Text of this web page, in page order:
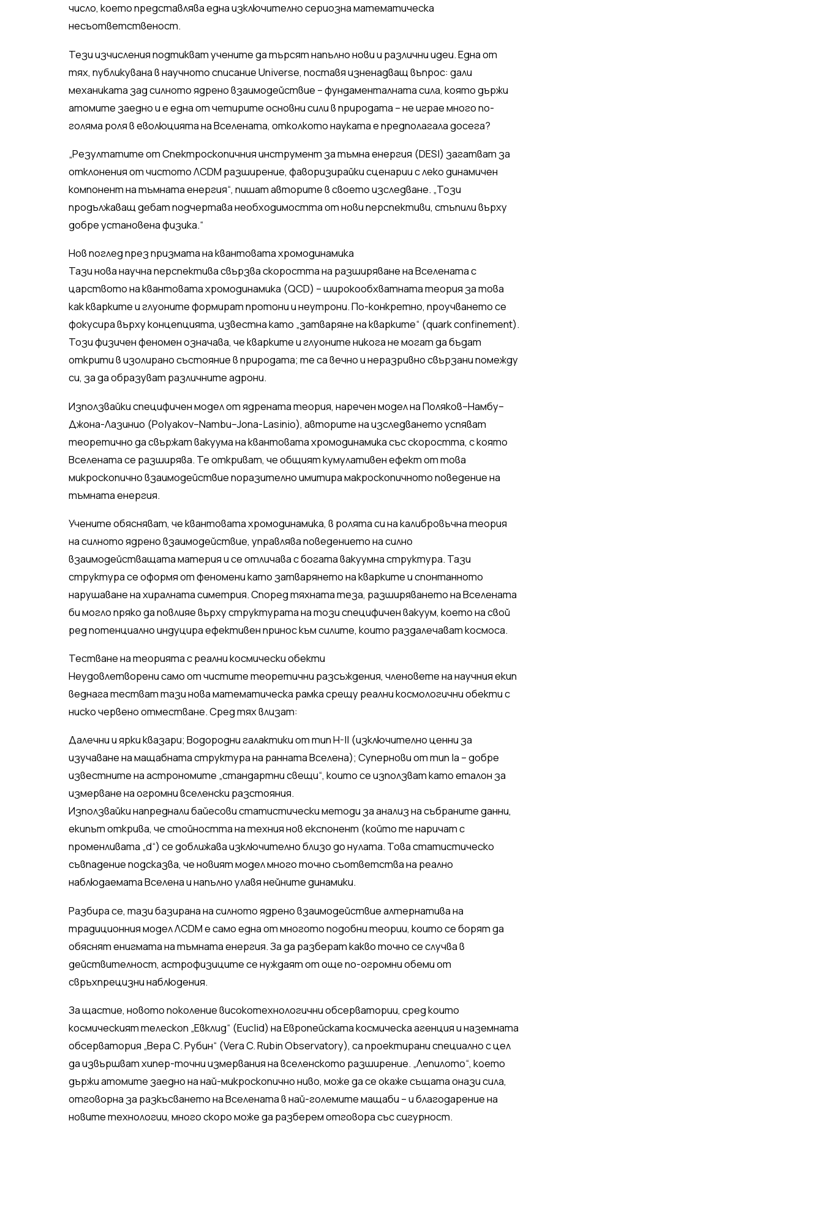
число, което представлява една изключително сериозна математическа
несъответственост.
Тези изчисления подтикват учените да търсят напълно нови и различни идеи. Една от
тях, публикувана в научното списание Universe, поставя изненадващ въпрос: дали
механиката зад силното ядрено взаимодействие – фундаменталната сила, която държи
атомите заедно и е една от четирите основни сили в природата – не играе много по-
голяма роля в еволюцията на Вселената, отколкото науката е предполагала досега?
„Резултатите от Спектроскопичния инструмент за тъмна енергия (DESI) загатват за
отклонения от чистото ΛCDM разширение, фаворизирайки сценарии с леко динамичен
компонент на тъмната енергия“, пишат авторите в своето изследване. „Този
продължаващ дебат подчертава необходимостта от нови перспективи, стъпили върху
добре установена физика.“
Нов поглед през призмата на квантовата хромодинамика
Тази нова научна перспектива свързва скоростта на разширяване на Вселената с
царството на квантовата хромодинамика (QCD) – широкообхватната теория за това
как кварките и глуоните формират протони и неутрони. По-конкретно, проучването се
фокусира върху концепцията, известна като „затваряне на кварките“ (quark confinement).
Този физичен феномен означава, че кварките и глуоните никога не могат да бъдат
открити в изолирано състояние в природата; те са вечно и неразривно свързани помежду
си, за да образуват различните адрони.
Използвайки специфичен модел от ядрената теория, наречен модел на Поляков–Намбу–
Джона-Лазинио (Polyakov–Nambu–Jona-Lasinio), авторите на изследването успяват
теоретично да свържат вакуума на квантовата хромодинамика със скоростта, с която
Вселената се разширява. Те откриват, че общият кумулативен ефект от това
микроскопично взаимодействие поразително имитира макроскопичното поведение на
тъмната енергия.
Учените обясняват, че квантовата хромодинамика, в ролята си на калибровъчна теория
на силното ядрено взаимодействие, управлява поведението на силно
взаимодействащата материя и се отличава с богата вакуумна структура. Тази
структура се оформя от феномени като затварянето на кварките и спонтанното
нарушаване на хиралната симетрия. Според тяхната теза, разширяването на Вселената
би могло пряко да повлияе върху структурата на този специфичен вакуум, което на свой
ред потенциално индуцира ефективен принос към силите, които раздалечават космоса.
Тестване на теорията с реални космически обекти
Неудовлетворени само от чистите теоретични разсъждения, членовете на научния екип
веднага тестват тази нова математическа рамка срещу реални космологични обекти с
ниско червено отместване. Сред тях влизат:
Далечни и ярки квазари; Водородни галактики от тип H-II (изключително ценни за
изучаване на мащабната структура на ранната Вселена); Супернови от тип Ia – добре
известните на астрономите „стандартни свещи“, които се използват като еталон за
измерване на огромни вселенски разстояния.
Използвайки напреднали байесови статистически методи за анализ на събраните данни,
екипът открива, че стойността на техния нов експонент (който те наричат с
променливата „d“) се доближава изключително близо до нулата. Това статистическо
съвпадение подсказва, че новият модел много точно съответства на реално
наблюдаемата Вселена и напълно улавя нейните динамики.
Разбира се, тази базирана на силното ядрено взаимодействие алтернатива на
традиционния модел ΛCDM е само една от многото подобни теории, които се борят да
обяснят енигмата на тъмната енергия. За да разберат какво точно се случва в
действителност, астрофизиците се нуждаят от още по-огромни обеми от
свръхпрецизни наблюдения.
За щастие, новото поколение високотехнологични обсерватории, сред които
космическият телескоп „Евклид“ (Euclid) на Европейската космическа агенция и наземната
обсерватория „Вера С. Рубин“ (Vera C. Rubin Observatory), са проектирани специално с цел
да извършват хипер-точни измервания на вселенското разширение. „Лепилото“, което
държи атомите заедно на най-микроскопично ниво, може да се окаже същата онази сила,
отговорна за разкъсването на Вселената в най-големите мащаби – и благодарение на
новите технологии, много скоро може да разберем отговора със сигурност.